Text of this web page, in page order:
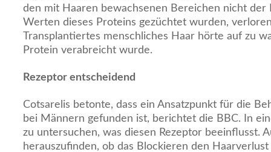
den mit Haaren bewachsenen Bereichen nicht der
Werten dieses Proteins gezüchtet wurden,
Transplantiertes menschliches Haar hörte auf zu
Protein verabreicht wurde.
Rezeptor entscheidend
Cotsarelis betonte, dass ein Ansatzpunkt für die
bei Männern gefunden ist, berichtet die BBC. In
zu untersuchen, was diesen Rezeptor beeinflusst.
herauszufinden, ob das Blockieren den